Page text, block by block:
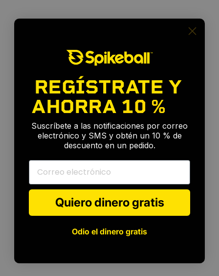
REGÍSTRATE Y
AHORRA 10 %
Suscríbete a las notificaciones por correo
electrónico y SMS y obtén un 10 % de
descuento en un pedido.
Correo electrónico
Quiero dinero gratis
Odio el dinero gratis